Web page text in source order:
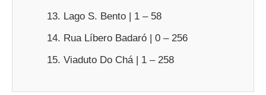
Lago S. Bento | 1 – 58
Rua Líbero Badaró | 0 – 256
Viaduto Do Chá | 1 – 258